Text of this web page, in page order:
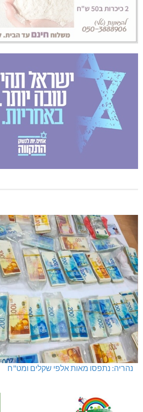
נהריה: נתפסו מאות אלפי שקלים ומט"ח